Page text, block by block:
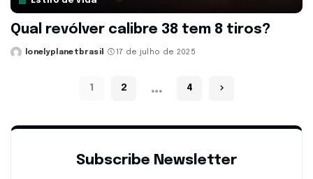
Qual revólver calibre 38 tem 8 tiros?
Posted
lonelyplanetbrasil 17 de julho de 2025
1 2 … 4
Subscribe Newsletter